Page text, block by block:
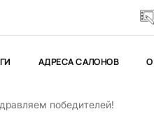
АДРЕСА САЛОНОВ
победителей!